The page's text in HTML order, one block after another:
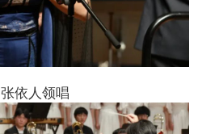
张依人领唱